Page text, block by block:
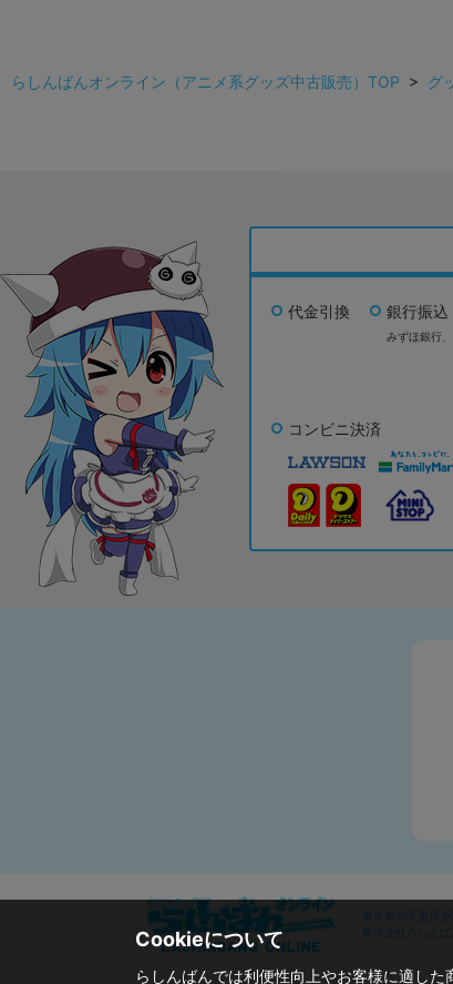
らしんばんオンライン（アニメ系グッズ中古販売）TOP > グ
代金引換 銀行振込
みずほ銀行、
コンビニ決済
東京都公安委員
Cookieについて
らしんばんでは利便性向上やお客様に適し